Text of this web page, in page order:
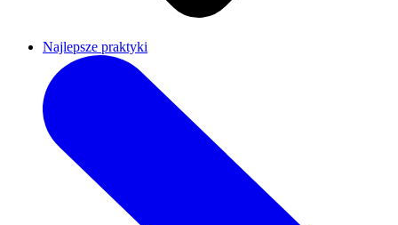
Najlepsze praktyki